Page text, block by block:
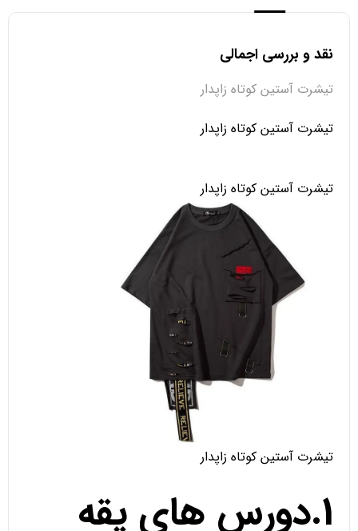
نقد و بررسی اجمالی
تیشرت آستین کوتاه زاپدار
تیشرت آستین کوتاه زاپدار
تیشرت آستین کوتاه زاپدار
تیشرت آستین کوتاه زاپدار
1.دورس های یقه